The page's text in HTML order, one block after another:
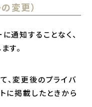
変更）
通知することなく、
す。
、変更後のプライバ
に掲載したときから